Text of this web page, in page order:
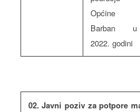
Općine
Barban u
2022. godini
02. Javni poziv za potpore